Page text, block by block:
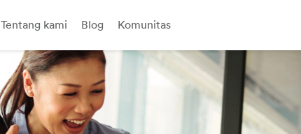
Tentang kami Blog Komunitas